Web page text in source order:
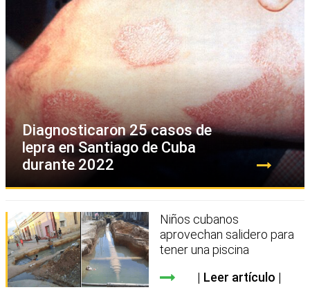
Diagnosticaron 25 casos de
lepra en Santiago de Cuba
durante 2022
Niños cubanos
aprovechan salidero para
tener una piscina
Leer artículo